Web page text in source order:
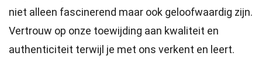
niet alleen fascinerend maar ook geloofwaardig zijn.
Vertrouw op onze toewijding aan kwaliteit en
authenticiteit terwijl je met ons verkent en leert.